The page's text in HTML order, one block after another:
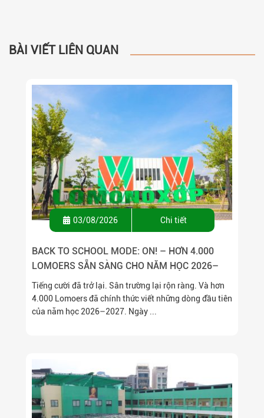
BÀI VIẾT LIÊN QUAN
03/08/2026 Chi tiết
BACK TO SCHOOL MODE: ON! – HƠN 4.000
LOMOERS SẴN SÀNG CHO NĂM HỌC 2026–
2027
Tiếng cười đã trở lại. Sân trường lại rộn ràng. Và hơn
4.000 Lomoers đã chính thức viết những dòng đầu tiên
của năm học 2026–2027. Ngày ...